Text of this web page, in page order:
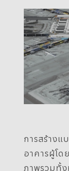
การสร้าง
อาคารผู้โด
ภาพรวมทั้